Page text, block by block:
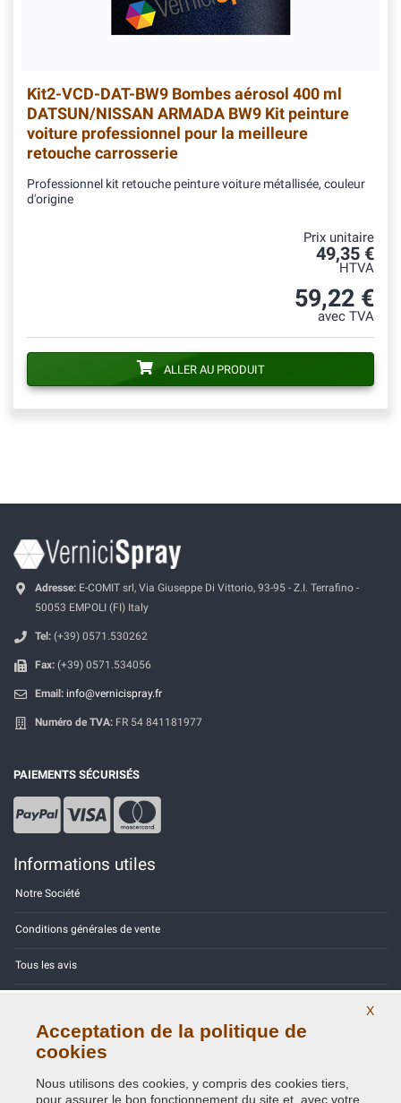
Kit2-VCD-DAT-BW9 Bombes aérosol 400 ml
DATSUN/NISSAN ARMADA BW9 Kit peinture
voiture professionnel pour la meilleure
retouche carrosserie
Professionnel kit retouche peinture voiture métallisée, couleur
d'origine
Prix unitaire
49,35 €
HTVA
59,22 €
avec TVA
ALLER AU PRODUIT
Adresse: E-COMIT srl, Via Giuseppe Di Vittorio, 93-95 - Z.I. Terrafino -
50053 EMPOLI (FI) Italy
Tel: (+39) 0571.530262
Fax: (+39) 0571.534056
Email: info@vernicispray.fr
Numéro de TVA: FR 54 841181977
PAIEMENTS SÉCURISÉS
Informations utiles
Notre Société
Conditions générales de vente
Tous les avis
Contactez-nous
X
Acceptation de la politique de
cookies
Nous utilisons des cookies, y compris des cookies tiers,
pour assurer le bon fonctionnement du site et, avec votre